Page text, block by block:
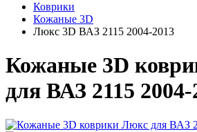
Коврики
Кожаные 3D
Люкс 3D ВАЗ 2115 2004-2013
Кожаные 3D
для ВАЗ 2115 2004-